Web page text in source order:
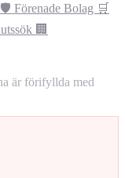
🛡️ Förenade Bolag 🛒
🏢
är förifyllda med